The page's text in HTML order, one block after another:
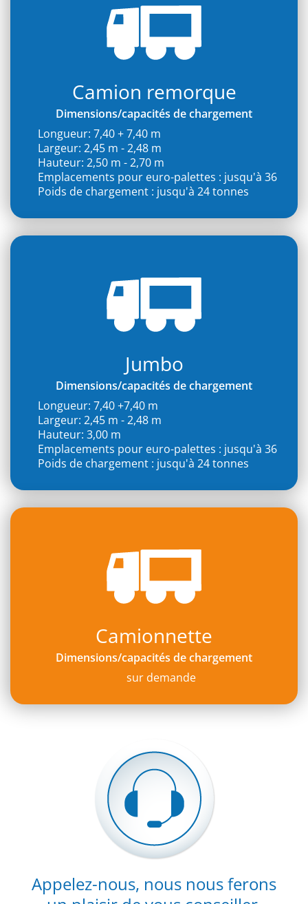
Camion remorque
Dimensions/capacités de chargement
Longueur: 7,40 + 7,40 m
Largeur: 2,45 m - 2,48 m
Hauteur: 2,50 m - 2,70 m
Emplacements pour euro-palettes : jusqu'à 36
Poids de chargement : jusqu'à 24 tonnes
Jumbo
Dimensions/capacités de chargement
Longueur: 7,40 +7,40 m
Largeur: 2,45 m - 2,48 m
Hauteur: 3,00 m
Emplacements pour euro-palettes : jusqu'à 36
Poids de chargement : jusqu'à 24 tonnes
Camionnette
Dimensions/capacités de chargement
sur demande
Appelez-nous, nous nous ferons